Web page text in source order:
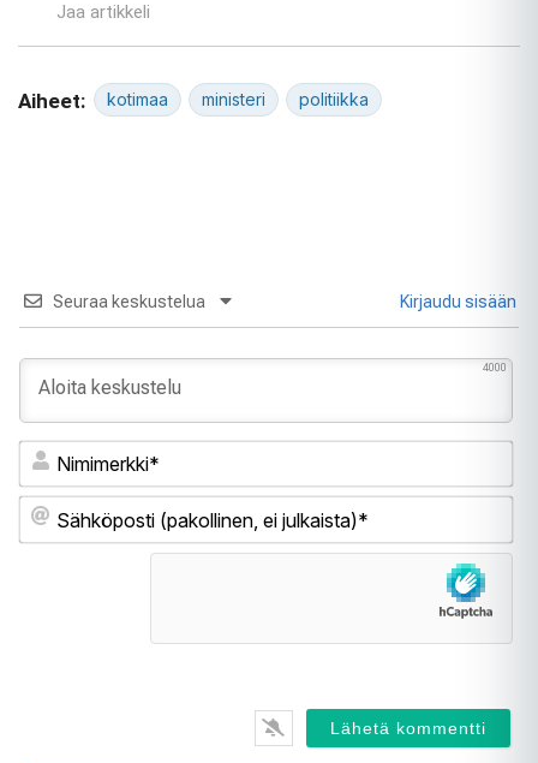
Jaa artikkeli
Aiheet: kotimaa ministeri politiikka
Seuraa keskustelua Kirjaudu sisään
4000
ei